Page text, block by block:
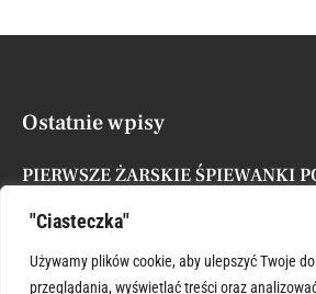
"Ciasteczka"
Używamy plików cookie, aby ulepszyć Twoje
przeglądania, wyświetlać treści oraz
Ostatnie wpisy
PIERWSZE ŻARSKIE ŚPIEWANKI
XVII NIEDZIELA ZWYKŁA
Posted byAdministrator 26 lipca, 2026